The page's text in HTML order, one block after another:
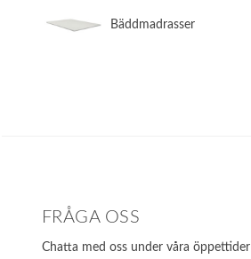
​Bäddmadrasser
FRÅGA OSS
Chatta med oss under våra